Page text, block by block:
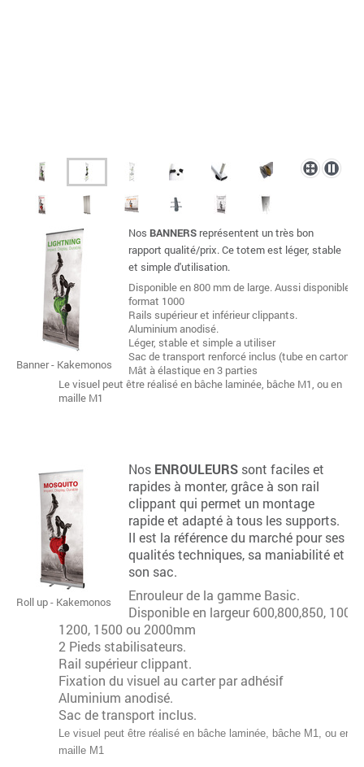
Banner - Kakemonos
Nos BANNERS représentent un très bon
rapport qualité/prix. Ce totem est léger, stable
et simple d'utilisation.
Disponible en 800 mm de large. Aussi disponible en
format 1000
Rails supérieur et inférieur clippants.
Aluminium anodisé.
Léger, stable et simple a utiliser
Sac de transport renforcé inclus (tube en carton)
Mât à élastique en 3 parties
Le visuel peut être réalisé en bâche laminée, bâche M1, ou en
maille M1
Roll up - Kakemonos
Nos ENROULEURS sont faciles et
rapides à monter, grâce à son rail
clippant qui permet un montage
rapide et adapté à tous les supports.
Il est la référence du marché pour ses
qualités techniques, sa maniabilité et
son sac.
Enrouleur de la gamme Basic.
Disponible en largeur 600,800,850, 1000,
1200, 1500 ou 2000mm
2 Pieds stabilisateurs.
Rail supérieur clippant.
Fixation du visuel au carter par adhésif
Aluminium anodisé.
Sac de transport inclus.
Le visuel peut être réalisé en bâche laminée, bâche M1, ou en
maille M1